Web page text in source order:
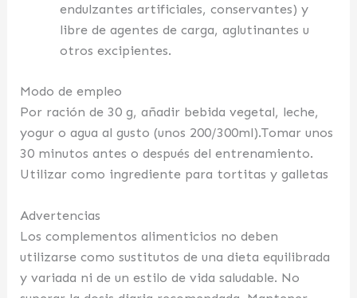
endulzantes artificiales, conservantes) y
libre de agentes de carga, aglutinantes u
otros excipientes.
Modo de empleo
Por ración de 30 g, añadir bebida vegetal, leche,
yogur o agua al gusto (unos 200/300ml).Tomar unos
30 minutos antes o después del entrenamiento.
Utilizar como ingrediente para tortitas y galletas
Advertencias
Los complementos alimenticios no deben
utilizarse como sustitutos de una dieta equilibrada
y variada ni de un estilo de vida saludable. No